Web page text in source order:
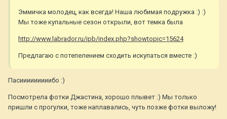
Эммичка молодец, как всегда! Наша любимая подружка :) :)
Мы тоже купальные сезон открыли, вот темка была
http://www.labrador.ru/ipb/index.php?showtopic=15624
Предлагаю с потепелением сходить искупаться вместе :)
Пасииииииииибо :)
Посмотрела фотки Джастина, хорошо плывет :) Мы только
пришли с прогулки, тоже наплавались, чуть позже фотки выложу!